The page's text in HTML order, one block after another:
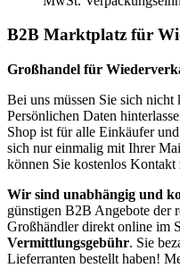
B2B Marktplatz für
Großhandel für
Bei uns müssen Sie sich
Persönlichen Daten
Shop ist für alle Einkäufer
sich nur einmalig mit Ihrer
können Sie kostenlos
Wir sind unabhängig und
günstigen B2B Angebote der
Großhändler direkt online im
Vermittlungsgebühr. Sie
Lieferranten bestellt haben!